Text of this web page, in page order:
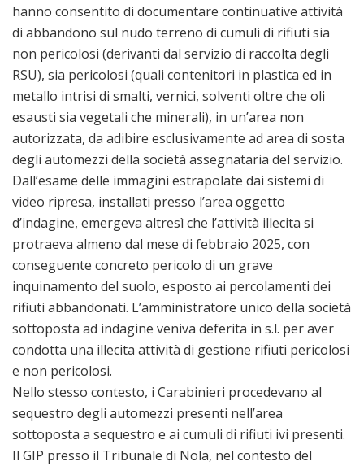
hanno consentito di documentare continuative attività
di abbandono sul nudo terreno di cumuli di rifiuti sia
non pericolosi (derivanti dal servizio di raccolta degli
RSU), sia pericolosi (quali contenitori in plastica ed in
metallo intrisi di smalti, vernici, solventi oltre che oli
esausti sia vegetali che minerali), in un’area non
autorizzata, da adibire esclusivamente ad area di sosta
degli automezzi della società assegnataria del servizio.
Dall’esame delle immagini estrapolate dai sistemi di
video ripresa, installati presso l’area oggetto
d’indagine, emergeva altresì che l’attività illecita si
protraeva almeno dal mese di febbraio 2025, con
conseguente concreto pericolo di un grave
inquinamento del suolo, esposto ai percolamenti dei
rifiuti abbandonati. L’amministratore unico della società
sottoposta ad indagine veniva deferita in s.l. per aver
condotta una illecita attività di gestione rifiuti pericolosi
e non pericolosi.
Nello stesso contesto, i Carabinieri procedevano al
sequestro degli automezzi presenti nell’area
sottoposta a sequestro e ai cumuli di rifiuti ivi presenti.
Il GIP presso il Tribunale di Nola, nel contesto del